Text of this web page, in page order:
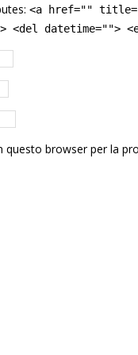
<a href=""
<del datetime="">
questo browser per la